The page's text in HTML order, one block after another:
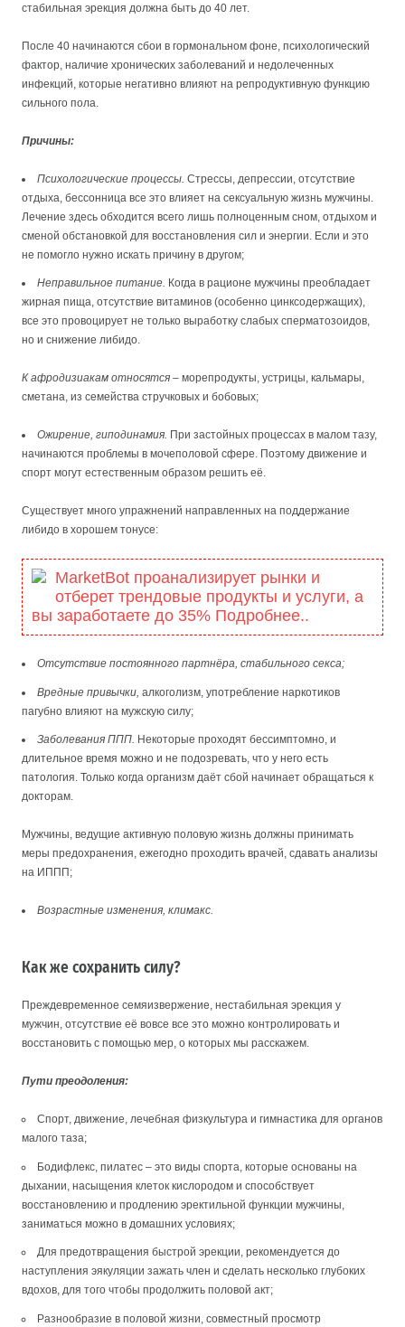
стабильная эрекция должна быть до 40 лет.
После 40 начинаются сбои в гормональном фоне, психологический
фактор, наличие хронических заболеваний и недолеченных
инфекций, которые негативно влияют на репродуктивную функцию
сильного пола.
Причины:
Психологические процессы. Стрессы, депрессии, отсутствие
отдыха, бессонница все это влияет на сексуальную жизнь мужчины.
Лечение здесь обходится всего лишь полноценным сном, отдыхом и
сменой обстановкой для восстановления сил и энергии. Если и это
не помогло нужно искать причину в другом;
Неправильное питание. Когда в рационе мужчины преобладает
жирная пища, отсутствие витаминов (особенно цинксодержащих),
все это провоцирует не только выработку слабых сперматозоидов,
но и снижение либидо.
К афродизиакам относятся – морепродукты, устрицы, кальмары,
сметана, из семейства стручковых и бобовых;
Ожирение, гиподинамия. При застойных процессах в малом тазу,
начинаются проблемы в мочеполовой сфере. Поэтому движение и
спорт могут естественным образом решить её.
Существует много упражнений направленных на поддержание
либидо в хорошем тонусе:
MarketBot проанализирует рынки и
отберет трендовые продукты и услуги, а
вы заработаете до 35% Подробнее..
Отсутствие постоянного партнёра, стабильного секса;
Вредные привычки, алкоголизм, употребление наркотиков
пагубно влияют на мужскую силу;
Заболевания ППП. Некоторые проходят бессимптомно, и
длительное время можно и не подозревать, что у него есть
патология. Только когда организм даёт сбой начинает обращаться к
докторам.
Мужчины, ведущие активную половую жизнь должны принимать
меры предохранения, ежегодно проходить врачей, сдавать анализы
на ИППП;
Возрастные изменения, климакс.
Как же сохранить силу?
Преждевременное семяизвержение, нестабильная эрекция у
мужчин, отсутствие её вовсе все это можно контролировать и
восстановить с помощью мер, о которых мы расскажем.
Пути преодоления:
Спорт, движение, лечебная физкультура и гимнастика для органов
малого таза;
Бодифлекс, пилатес – это виды спорта, которые основаны на
дыхании, насыщения клеток кислородом и способствует
восстановлению и продлению эректильной функции мужчины,
заниматься можно в домашних условиях;
Для предотвращения быстрой эрекции, рекомендуется до
наступления эякуляции зажать член и сделать несколько глубоких
вдохов, для того чтобы продолжить половой акт;
Разнообразие в половой жизни, совместный просмотр